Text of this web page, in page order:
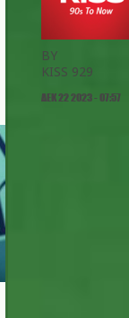
BY
KISS 929
ΔΕΚ 22 2023 - 07:57